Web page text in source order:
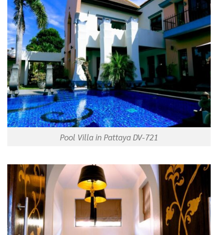
Pool Villa in Pattaya DV-721